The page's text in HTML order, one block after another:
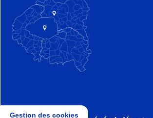
Gestion des cookies